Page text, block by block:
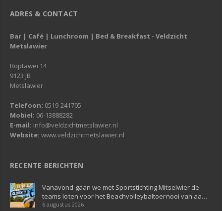
ADRES & CONTACT
Bar | Café | Lunchroom | Bed & Breakfast - Veldzicht
Metslawier
Roptawei 14
9123 JB
Metslawier
Telefoon: 0519-241705
Mobiel: 06-13888282
E-mail: info@veldzichtmetslawier.nl
Website: www.veldzichtmetslawier.nl
RECENTE BERICHTEN
Vanavond gaan we met Sportstichting Mitselwier de
teams loten voor het Beachvolleybaltoernooi van aa…
6 augustus 2026